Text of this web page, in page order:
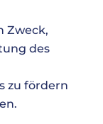
Zweck,
des
zu fördern